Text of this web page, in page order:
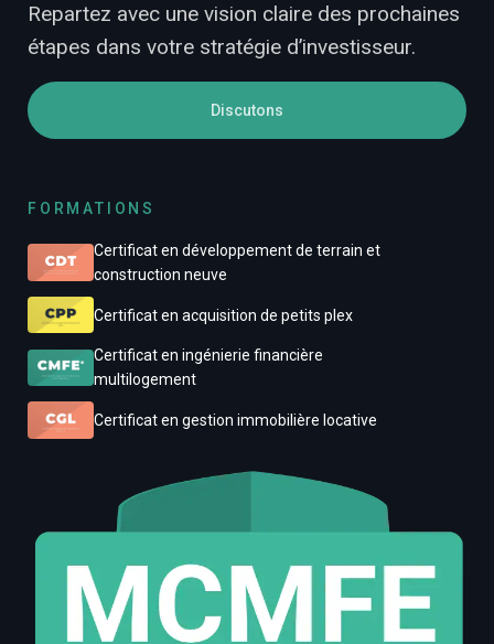
Repartez avec une vision claire des prochaines
étapes dans votre stratégie d’investisseur.
Discutons
FORMATIONS
Certificat en développement de terrain et
construction neuve
Certificat en acquisition de petits plex
Certificat en ingénierie financière
multilogement
Certificat en gestion immobilière locative